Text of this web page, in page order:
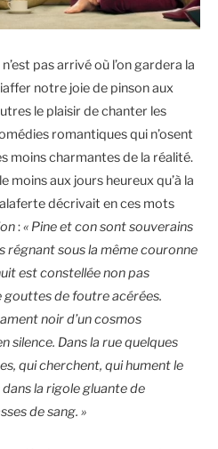
pas arrivé où l’on gardera la
notre joie de pinson aux
le plaisir de chanter les
romantiques qui n’osent
moins charmantes de la réalité.
moins aux jours heureux qu’à la
décrivait en ces mots
:« Pine et con sont souverains
régnant sous la même couronne
est constellée non pas
gouttes de foutre acérées.
noir d’un cosmos
silence. Dans la rue quelques
qui cherchent, qui hument le
dans la rigole gluante de
de sang. »